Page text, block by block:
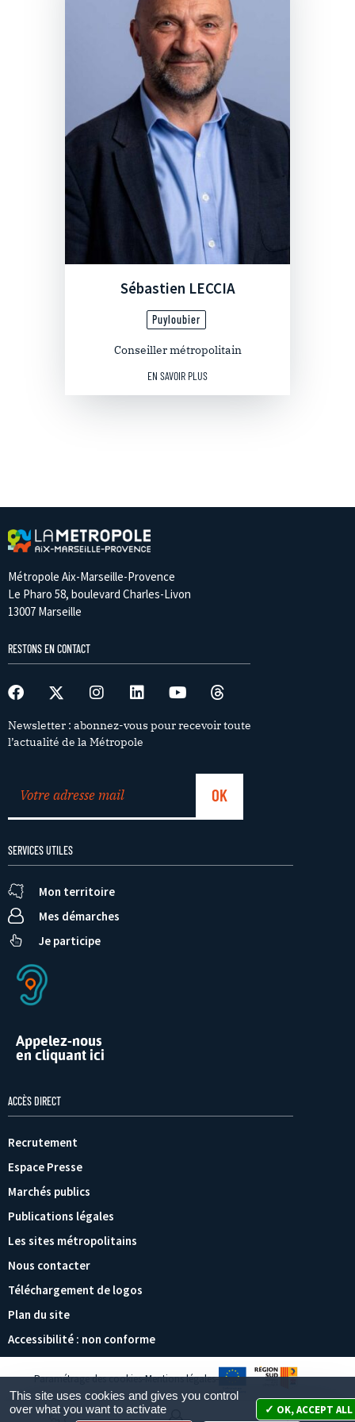
Sébastien LECCIA
Puyloubier
Conseiller métropolitain
EN SAVOIR PLUS
Métropole Aix-Marseille-Provence
Le Pharo 58, boulevard Charles-Livon
13007 Marseille
RESTONS EN CONTACT
Newsletter : abonnez-vous pour recevoir toute
l’actualité de la Métropole
SERVICES UTILES
Mon territoire
Mes démarches
Je participe
Appelez-nous
en cliquant ici
ACCÈS DIRECT
Recrutement
Espace Presse
Marchés publics
Publications légales
Les sites métropolitains
Nous contacter
Téléchargement de logos
Plan du site
Accessibilité : non conforme
Paramétrage des cookies Mentions légales
This site uses cookies and gives you control
over what you want to activate
OK, ACCEPT ALL